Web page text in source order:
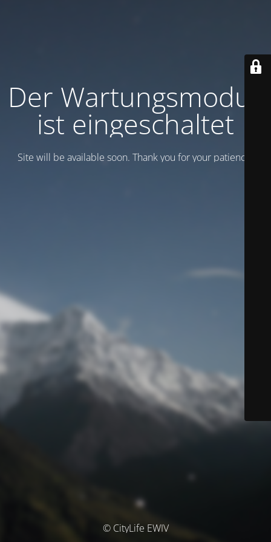
Der Wartungsmodus
ist eingeschaltet
Site will be available soon. Thank you for your patience!
© CityLife EWIV